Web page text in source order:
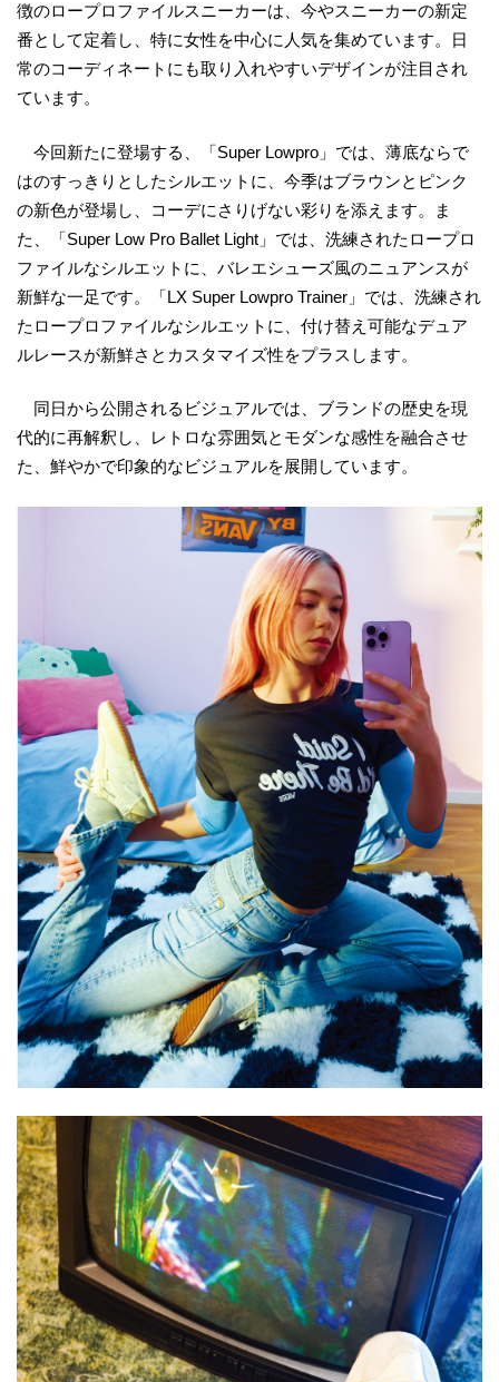
徴のロープロファイルスニーカーは、今やスニーカーの新定
番として定着し、特に女性を中心に人気を集めています。日
常のコーディネートにも取り入れやすいデザインが注目され
ています。
今回新たに登場する、「Super Lowpro」では、薄底ならで
はのすっきりとしたシルエットに、今季はブラウンとピンク
の新色が登場し、コーデにさりげない彩りを添えます。ま
た、「Super Low Pro Ballet Light」では、洗練されたロープロ
ファイルなシルエットに、バレエシューズ風のニュアンスが
新鮮な一足です。「LX Super Lowpro Trainer」では、洗練され
たロープロファイルなシルエットに、付け替え可能なデュア
ルレースが新鮮さとカスタマイズ性をプラスします。
同日から公開されるビジュアルでは、ブランドの歴史を現
代的に再解釈し、レトロな雰囲気とモダンな感性を融合させ
た、鮮やかで印象的なビジュアルを展開しています。